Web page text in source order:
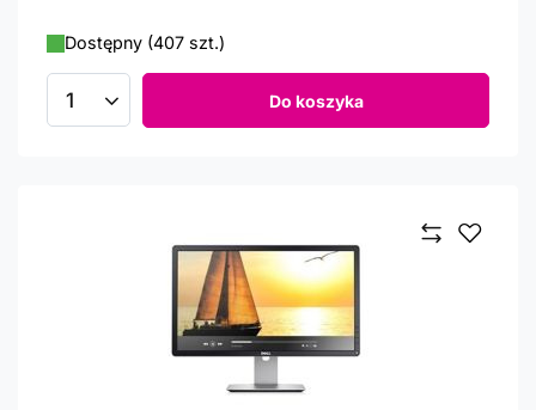
Dostępny (407 szt.)
Ilość produktów Do koszyka